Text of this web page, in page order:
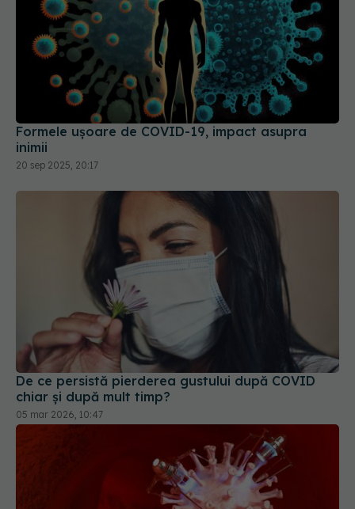
Formele ușoare de COVID-19, impact asupra
inimii
20 sep 2025, 20:17
De ce persistă pierderea gustului după COVID
chiar și după mult timp?
05 mar 2026, 10:47